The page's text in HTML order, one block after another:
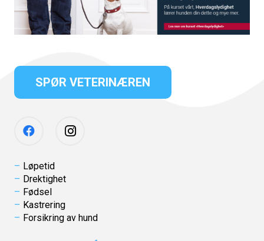
SPØR VETERINÆREN
Løpetid
Drektighet
Fødsel
Kastrering
Forsikring av hund